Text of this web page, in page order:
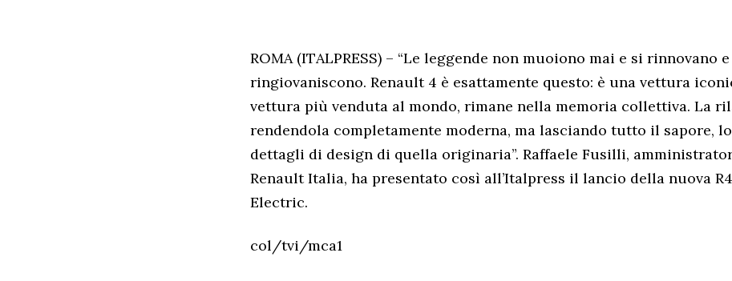
ROMA (ITALPRESS) – “Le leggende non muoiono mai e si rinnovano e
ringiovaniscono. Renault 4 è esattamente questo: è una vettura
vettura più venduta al mondo, rimane nella memoria collettiva. La
rendendola completamente moderna, ma lasciando tutto il sapore,
dettagli di design di quella originaria”. Raffaele Fusilli,
Renault Italia, ha presentato così all’Italpress il lancio della nuova
Electric.
col/tvi/mca1